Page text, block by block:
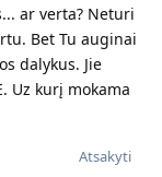
ar verta? Neturi
Bet Tu auginai
dalykus. Jie
Uz kurį mokama
Atsakyti